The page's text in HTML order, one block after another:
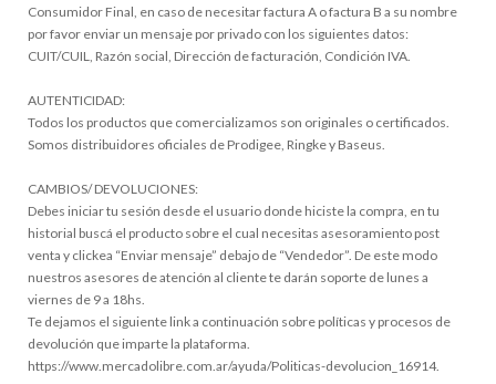
Consumidor Final, en caso de necesitar factura A o factura B a su nombre
por favor enviar un mensaje por privado con los siguientes datos:
CUIT/CUIL, Razón social, Dirección de facturación, Condición IVA.
AUTENTICIDAD:
Todos los productos que comercializamos son originales o certificados.
Somos distribuidores oficiales de Prodigee, Ringke y Baseus.
CAMBIOS/ DEVOLUCIONES:
Debes iniciar tu sesión desde el usuario donde hiciste la compra, en tu
historial buscá el producto sobre el cual necesitas asesoramiento post
venta y clickea “Enviar mensaje” debajo de “Vendedor”. De este modo
nuestros asesores de atención al cliente te darán soporte de lunes a
viernes de 9 a 18hs.
Te dejamos el siguiente link a continuación sobre políticas y procesos de
devolución que imparte la plataforma.
https://www.mercadolibre.com.ar/ayuda/Politicas-devolucion_16914.